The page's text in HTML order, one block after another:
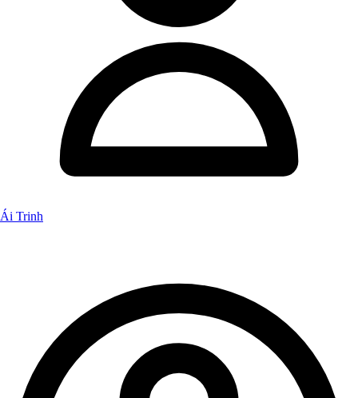
Ái Trinh